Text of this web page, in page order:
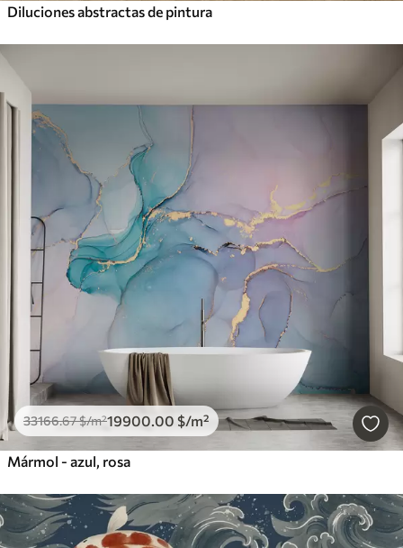
Diluciones abstractas de pintura
33166.67$/m²19900.00 $/m²
Mármol - azul, rosa